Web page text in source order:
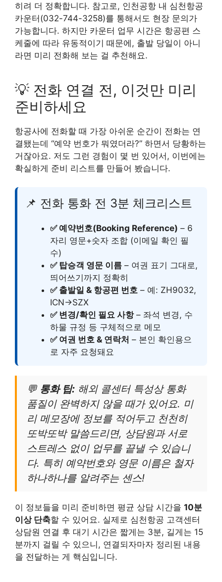
히려 더 정확합니다. 참고로, 인천공항 내 심천항공
카운터(032-744-3258)를 통해서도 현장 문의가
가능합니다. 하지만 카운터 업무 시간은 항공편 스
케줄에 따라 유동적이기 때문에, 출발 당일이 아니
라면 미리 전화해 보는 걸 추천해요.
💡 전화 연결 전, 이것만 미리
준비하세요
항공사에 전화할 때 가장 아쉬운 순간이 전화는 연
결됐는데 “예약 번호가 뭐였더라?” 하면서 당황하는
거잖아요. 저도 그런 경험이 몇 번 있어서, 이번에는
확실하게 준비 리스트를 만들어 봤습니다.
📌 전화 통화 전 3분 체크리스트
✅ 예약번호(Booking Reference) – 6
자리 영문+숫자 조합 (이메일 확인 필
수)
✅ 탑승객 영문 이름 – 여권 표기 그대로,
띄어쓰기까지 정확히
✅ 출발일 & 항공편 번호 – 예: ZH9032,
ICN→SZX
✅ 변경/확인 필요 사항– 좌석 변경, 수
하물 규정 등 구체적으로 메모
✅ 여권 번호 & 연락처 – 본인 확인용으
로 자주 요청돼요
💬 통화 팁: 해외 콜센터 특성상 통화
품질이 완벽하지 않을 때가 있어요. 미
리 메모장에 정보를 적어두고 천천히
또박또박 말씀드리면, 상담원과 서로
스트레스 없이 업무를 끝낼 수 있습니
다. 특히 예약번호와 영문 이름은 철자
하나하나를 알려주는 센스!
이 정보들을 미리 준비하면 평균 상담 시간을 10분
이상 단축할 수 있어요. 실제로 심천항공 고객센터
상담원 연결 후 대기 시간은 짧게는 3분, 길게는 15
분까지 걸릴 수 있으니, 연결되자마자 정리된 내용
을 전달하는 게 핵심입니다.